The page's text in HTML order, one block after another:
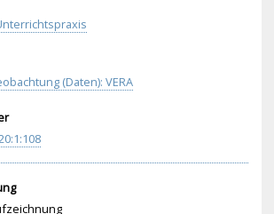
(Daten): VERA
0:1:108